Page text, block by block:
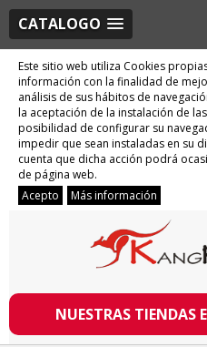
CATALOGO
Este sitio web utiliza Cookies
información con la finalidad de
análisis de sus hábitos de
la aceptación de la instalación de
posibilidad de configurar su
impedir que sean instaladas en su
cuenta que dicha acción podrá
de página web.
Acepto
Más información
NUESTRAS TIENDAS